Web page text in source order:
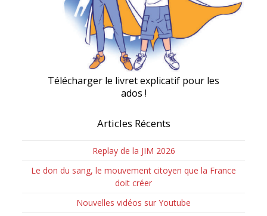
Télécharger le livret explicatif pour les
ados !
Articles Récents
Replay de la JIM 2026
Le don du sang, le mouvement citoyen que la France
doit créer
Nouvelles vidéos sur Youtube